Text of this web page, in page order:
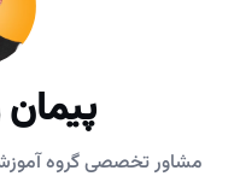
مشاور تخصصی گروه